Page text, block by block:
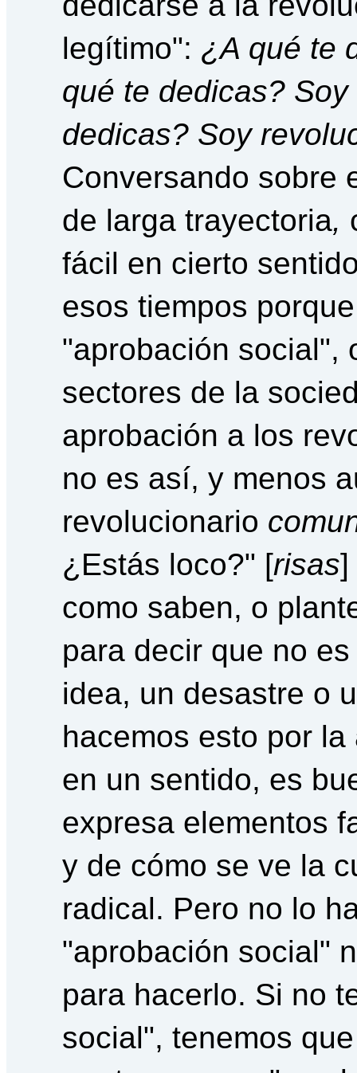
legítimo": ¿A qué te
qué te dedicas?
dedicas? Soy
Conversando sobre
de larga trayectoria,
fácil en cierto
esos tiempos
"aprobación social",
sectores de la
aprobación a los
no es así, y menos
revolucionario
¿Estás loco?" [risas]
como saben, o
para decir que no
idea, un desastre o
hacemos esto por
en un sentido, es
expresa elementos
y de cómo se ve la
radical. Pero no lo
"aprobación social"
para hacerlo. Si no
social", tenemos